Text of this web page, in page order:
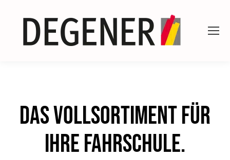
Das Vollsortiment für
Ihre Fahrschule.